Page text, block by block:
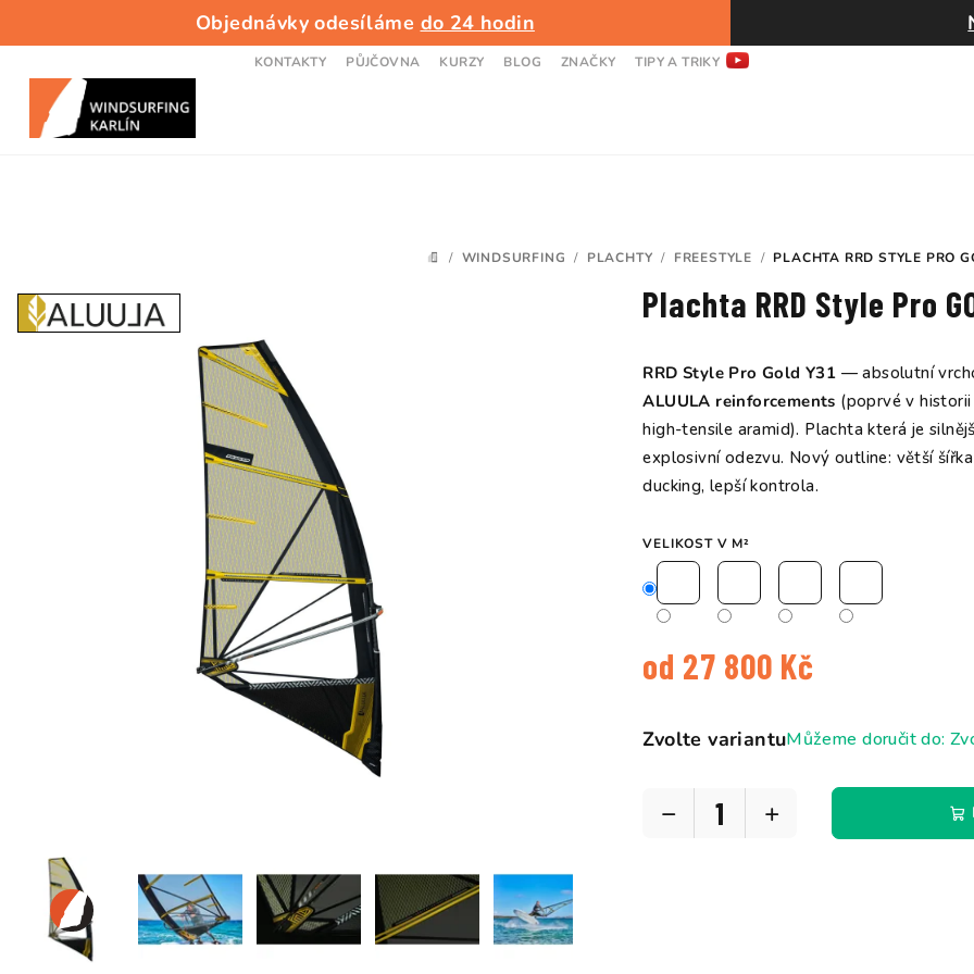
Objednávky odesíláme do 24 hodin
KONTAKTY PŮJČOVNA KURZY BLOG ZNAČKY TIPY A TRIKY
DOMŮ
/ WINDSURFING / PLACHTY / FREESTYLE / PLACHTA RRD STYLE PRO
Plachta RRD Style Pro
RRD Style Pro Gold Y31 — absolutní
ALUULA reinforcements (poprvé v
high-tensile aramid). Plachta která je
explosivní odezvu. Nový outline: větší
ducking, lepší kontrola.
VELIKOST V M²
od 27 800 Kč
cena:
Zvolte variantuMůžeme doručit do:
+
−